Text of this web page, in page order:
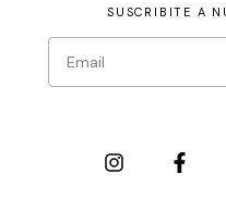
SUSCRIBITE A